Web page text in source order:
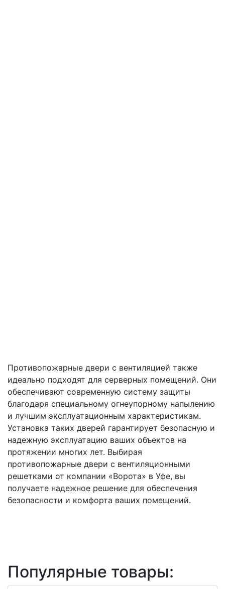
Противопожарные двери с вентиляцией также
идеально подходят для серверных помещений. Они
обеспечивают современную систему защиты
благодаря специальному огнеупорному напылению
и лучшим эксплуатационным характеристикам.
Установка таких дверей гарантирует безопасную и
надежную эксплуатацию ваших объектов на
протяжении многих лет. Выбирая
противопожарные двери с вентиляционными
решетками от компании «Ворота» в Уфе, вы
получаете надежное решение для обеспечения
безопасности и комфорта ваших помещений.
Популярные товары: